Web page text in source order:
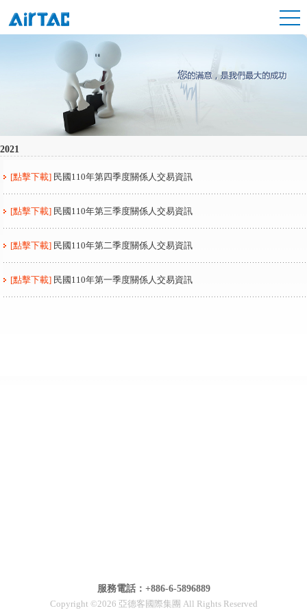
2021
[點擊下載] 民國110年第四季度關係人交易資訊
[點擊下載] 民國110年第三季度關係人交易資訊
[點擊下載] 民國110年第二季度關係人交易資訊
[點擊下載] 民國110年第一季度關係人交易資訊
服務電話：+886-6-5896889
Copyright ©2026 亞德客國際集團 All Rights Reserved